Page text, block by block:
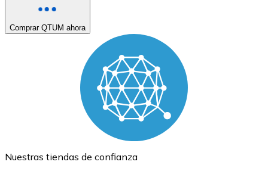
Comprar QTUM ahora
Nuestras tiendas de confianza